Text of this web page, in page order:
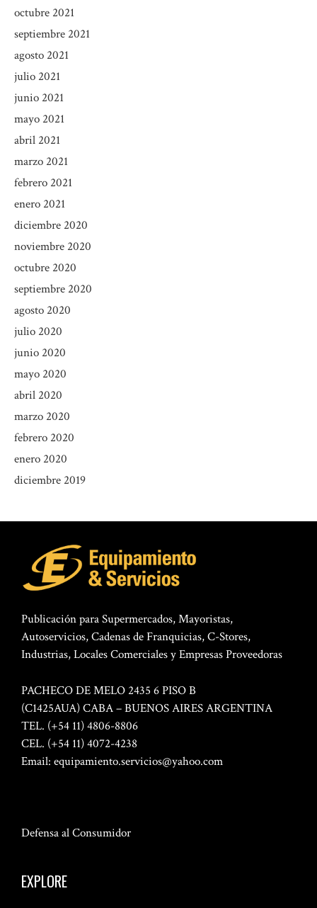
octubre 2021
septiembre 2021
agosto 2021
julio 2021
junio 2021
mayo 2021
abril 2021
marzo 2021
febrero 2021
enero 2021
diciembre 2020
noviembre 2020
octubre 2020
septiembre 2020
agosto 2020
julio 2020
junio 2020
mayo 2020
abril 2020
marzo 2020
febrero 2020
enero 2020
diciembre 2019
Publicación para Supermercados, Mayoristas,
Autoservicios, Cadenas de Franquicias, C-Stores,
Industrias, Locales Comerciales y Empresas Proveedoras
PACHECO DE MELO 2435 6 PISO B
(C1425AUA) CABA – BUENOS AIRES ARGENTINA
TEL. (+54 11) 4806-8806
CEL. (+54 11) 4072-4238
Email: equipamiento.servicios@yahoo.com
Defensa al Consumidor
EXPLORE